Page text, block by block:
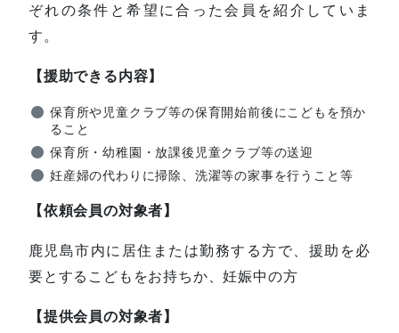
ぞれの条件と希望に合った会員を紹介していま
す。
【援助できる内容】
保育所や児童クラブ等の保育開始前後にこどもを預か
ること
保育所・幼稚園・放課後児童クラブ等の送迎
妊産婦の代わりに掃除、洗濯等の家事を行うこと等
【依頼会員の対象者】
鹿児島市内に居住または勤務する方で、援助を必
要とするこどもをお持ちか、妊娠中の方
【提供会員の対象者】